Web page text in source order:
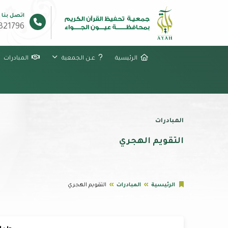
اتصل بنا
الرئيسية عـن الجمعية المبادرات
المبادرات
التقويم الهجري
الرئيسية المبادرات التقويم الهجري